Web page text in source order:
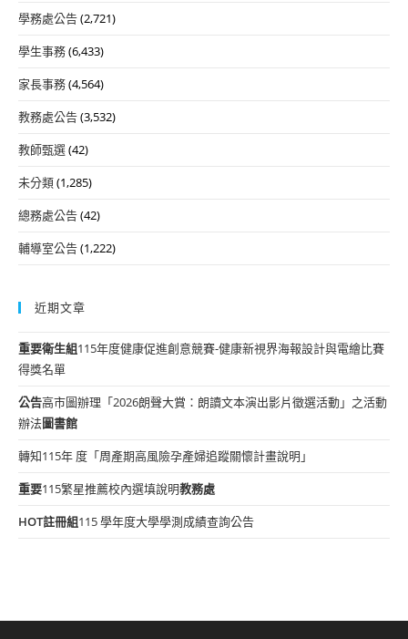
學務處公告(2,721)
學生事務(6,433)
家長事務(4,564)
教務處公告(3,532)
教師甄選(42)
未分類(1,285)
總務處公告(42)
輔導室公告(1,222)
近期文章
重要衛生組115年度健康促進創意競賽-健康新視界海報設計與電繪比賽
得獎名單
公告高市圖辦理「2026朗聲大賞：朗讀文本演出影片徵選活動」之活動
辦法圖書館
轉知115年 度「周產期高風險孕產婦追蹤關懷計畫說明」
重要115繁星推薦校內選填說明教務處
HOT註冊組115 學年度大學學測成績查詢公告